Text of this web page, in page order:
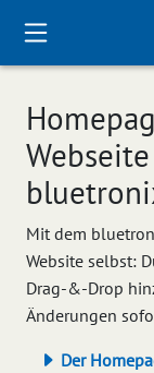
Mit dem
Website selbst:
Drag-&-Drop
Änderungen
Der